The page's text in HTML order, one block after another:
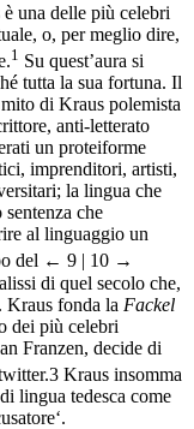
una delle più celebri
o, per meglio dire,
1 Su quest’aura si
tutta la sua fortuna. Il
di Kraus polemista
anti-letterato
un proteiforme
imprenditori, artisti,
la lingua che
che
al linguaggio un
del ← 9 | 10 →
di quel secolo che,
Kraus fonda la Fackel
dei più celebri
Franzen, decide di
3 Kraus insomma
lingua tedesca come